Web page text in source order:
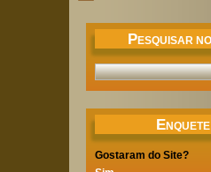
PESQUISAR
ENQUETE
Gostaram do Site?